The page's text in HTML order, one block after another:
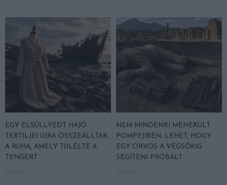
EGY ELSÜLLYEDT HAJÓ
TEXTILJEI ÚJRA ÖSSZEÁLLTAK:
A RUHA, AMELY TÚLÉLTE A
TENGERT
NEM MINDENKI MENEKÜLT
POMPEJIBEN: LEHET, HOGY
EGY ORVOS A VÉGSŐKIG
SEGÍTENI PRÓBÁLT